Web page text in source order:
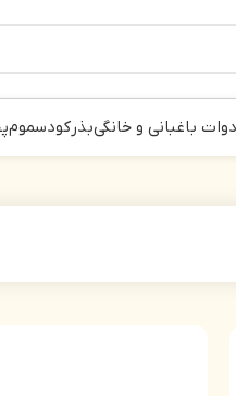
باغبانی و خانگیبذرکودسموم